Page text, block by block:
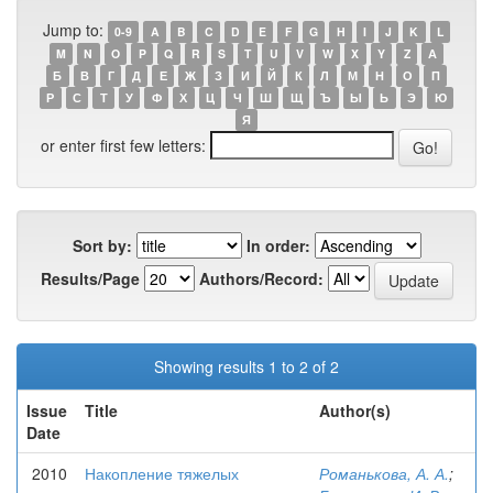
Jump to: 0-9 A B C D E F G H I J K
L
M
N O P Q R S T U V W X Y Z
А
Б
В Г Д Е Ж З И Й К Л М Н О
П
Р
С Т У Ф Х Ц Ч Ш Щ Ъ Ы Ь Э
Ю
Я
or enter first few letters:
Sort by:
In order:
Results/Page
Authors/Record:
Showing results 1 to 2 of 2
Issue
Date
Title Author(s)
2010
Накопление тяжелых
Романькова, А. А.;